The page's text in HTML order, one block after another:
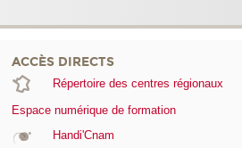
ACCÈS DIRECTS
Répertoire des centres régionaux
Espace numérique de formation
Handi'Cnam